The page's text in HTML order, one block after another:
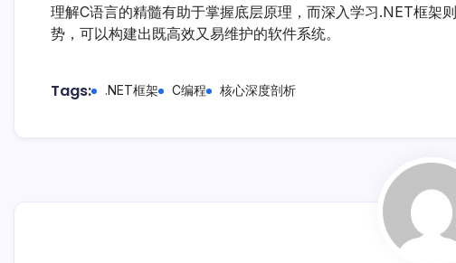
理解C语言的精髓有助于掌握底层原理，而深入学习.NET框架
势，可以构建出既高效又易维护的软件系统。
Tags: .NET框架 C编程 核心深度剖析